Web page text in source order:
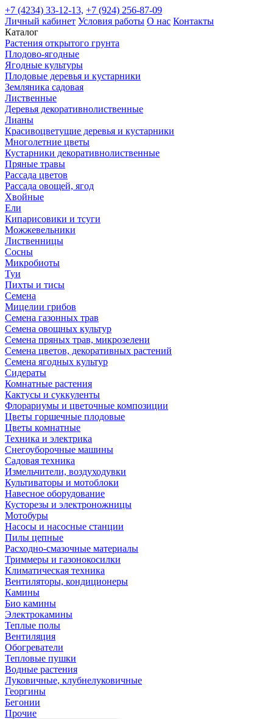
+7 (4234) 33-12-13, +7 (924) 256-87-09
Личный кабинет Условия работы О нас Контакты
Каталог
Растения открытого грунта
Плодово-ягодные
Ягодные культуры
Плодовые деревья и кустарники
Земляника садовая
Лиственные
Деревья декоративнолиственные
Лианы
Красивоцветущие деревья и кустарники
Многолетние цветы
Кустарники декоративнолиственные
Пряные травы
Рассада цветов
Рассада овощей, ягод
Хвойные
Ели
Кипарисовики и тсуги
Можжевельники
Лиственницы
Сосны
Микробиоты
Туи
Пихты и тисы
Семена
Мицелии грибов
Семена газонных трав
Семена овощных культур
Семена пряных трав, микрозелени
Семена цветов, декоративных растений
Семена ягодных культур
Сидераты
Комнатные растения
Кактусы и суккуленты
Флорариумы и цветочные композиции
Цветы горшечные плодовые
Цветы комнатные
Техника и электрика
Снегоуборочные машины
Садовая техника
Измельчители, воздуходувки
Культиваторы и мотоблоки
Навесное оборудование
Кусторезы и электроножницы
Мотобуры
Насосы и насосные станции
Пилы цепные
Расходно-смазочные материалы
Триммеры и газонокосилки
Климатическая техника
Вентиляторы, кондиционеры
Камины
Био камины
Электрокамины
Теплые полы
Вентиляция
Обогреватели
Тепловые пушки
Водные растения
Луковичные, клубнелуковичные
Георгины
Бегонии
Прочие